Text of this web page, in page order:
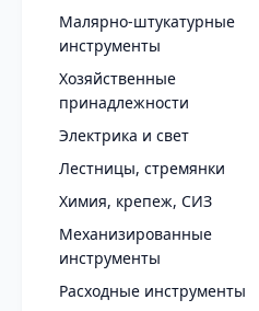
Малярно-штукатурные
инструменты
Хозяйственные
принадлежности
Электрика и свет
Лестницы, стремянки
Химия, крепеж, СИЗ
Механизированные
инструменты
Расходные инструменты